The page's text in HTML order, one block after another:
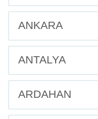
ANKARA
ANTALYA
ARDAHAN